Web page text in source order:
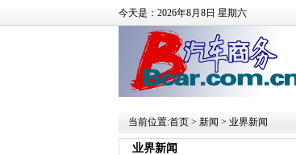
今天是：2026年8月8日 星期六
当前位置:首页 > 新闻 > 业界新闻
业界新闻